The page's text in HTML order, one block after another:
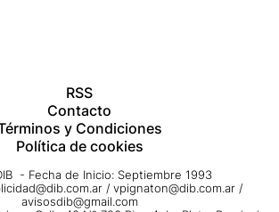
RSS
Contacto
y Condiciones
Política de cookies
- Fecha de Inicio: Septiembre 1993
/ vpignaton@dib.com.ar /
avisosdib@gmail.com